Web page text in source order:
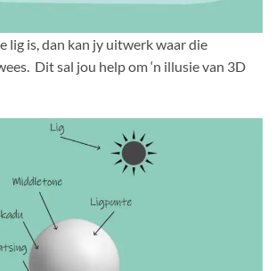
lig is, dan kan jy uitwerk waar die
Dit sal jou help om ‘n illusie van 3D